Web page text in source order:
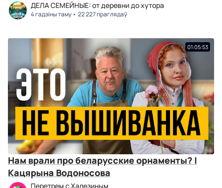
ДЕЛА СЕМЕЙНЫЕ: от деревни до хутора
4 гадзіны таму 22 227 праглядаў
01:05:53
Нам врали про беларусские орнаменты? |
Кацярына Водоносова
Перетрем с Халезиным